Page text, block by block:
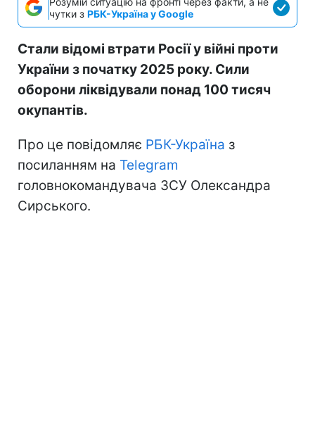
чутки з РБК-Україна у Google
Стали відомі втрати Росії у війні проти
України з початку 2025 року. Сили
оборони ліквідували понад 100 тисяч
окупантів.
Про це повідомляє РБК-Україна з
посиланням на Telegram
головнокомандувача ЗСУ Олександра
Сирського.